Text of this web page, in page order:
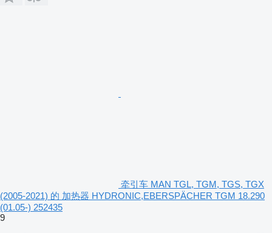
牵引车 MAN TGL, TGM, TGS, TGX
(2005-2021) 的 加热器 HYDRONIC,EBERSPÄCHER TGM 18.290
(01.05-) 252435
9